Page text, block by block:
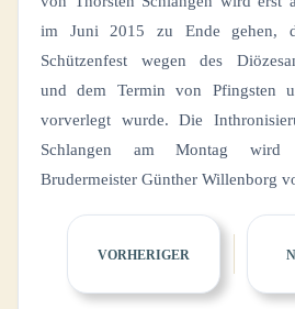
im Juni 2015 zu Ende gehen,
Schützenfest wegen des
und dem Termin von Pfingsten
vorverlegt wurde. Die
Schlangen am Montag wird
Brudermeister Günther Willenborg
VORHERIGER